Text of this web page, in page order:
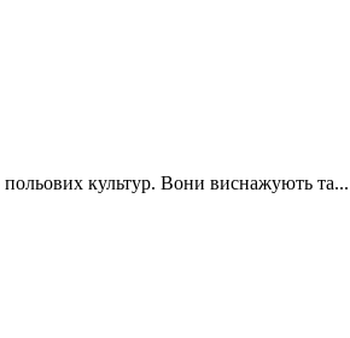
культур. Вони виснажують та...